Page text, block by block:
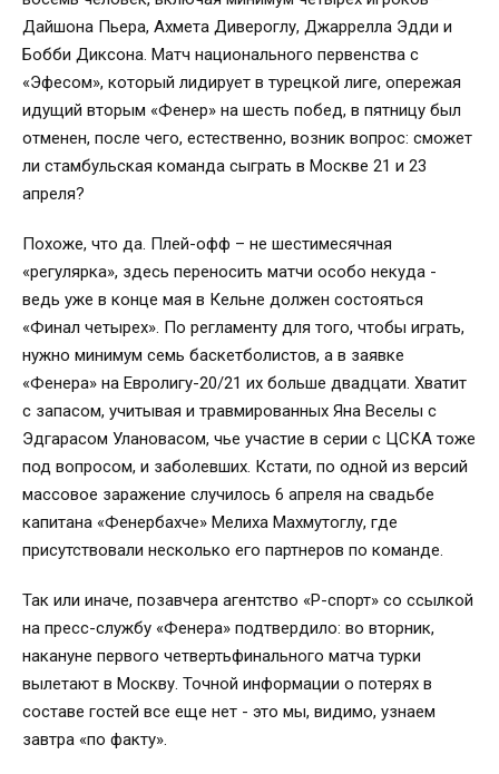
Дайшона Пьера, Ахмета Дивероглу, Джаррелла Эдди и
Бобби Диксона. Матч национального первенства с
«Эфесом», который лидирует в турецкой лиге, опережая
идущий вторым «Фенер» на шесть побед, в пятницу был
отменен, после чего, естественно, возник вопрос: сможет
ли стамбульская команда сыграть в Москве 21 и 23
апреля?
Похоже, что да. Плей-офф – не шестимесячная
«регулярка», здесь переносить матчи особо некуда -
ведь уже в конце мая в Кельне должен состояться
«Финал четырех». По регламенту для того, чтобы играть,
нужно минимум семь баскетболистов, а в заявке
«Фенера» на Евролигу-20/21 их больше двадцати. Хватит
с запасом, учитывая и травмированных Яна Веселы с
Эдгарасом Улановасом, чье участие в серии с ЦСКА тоже
под вопросом, и заболевших. Кстати, по одной из версий
массовое заражение случилось 6 апреля на свадьбе
капитана «Фенербахче» Мелиха Махмутоглу, где
присутствовали несколько его партнеров по команде.
Так или иначе, позавчера агентство «Р-спорт» со ссылкой
на пресс-службу «Фенера» подтвердило: во вторник,
накануне первого четвертьфинального матча турки
вылетают в Москву. Точной информации о потерях в
составе гостей все еще нет - это мы, видимо, узнаем
завтра «по факту».